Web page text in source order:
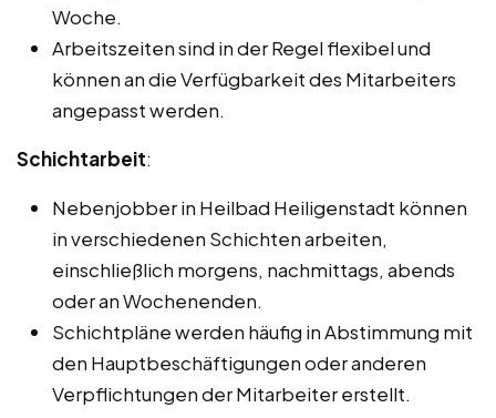
Woche.
Arbeitszeiten sind in der Regel flexibel und
können an die Verfügbarkeit des Mitarbeiters
angepasst werden.
Schichtarbeit:
Nebenjobber in Heilbad Heiligenstadt können
in verschiedenen Schichten arbeiten,
einschließlich morgens, nachmittags, abends
oder an Wochenenden.
Schichtpläne werden häufig in Abstimmung mit
den Hauptbeschäftigungen oder anderen
Verpflichtungen der Mitarbeiter erstellt.